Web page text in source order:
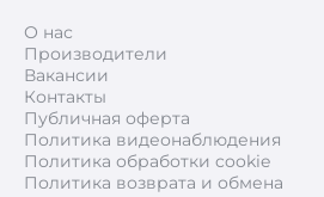
О нас
Производители
Вакансии
Контакты
Публичная оферта
Политика видеонаблюдения
Политика обработки cookie
Политика возврата и обмена